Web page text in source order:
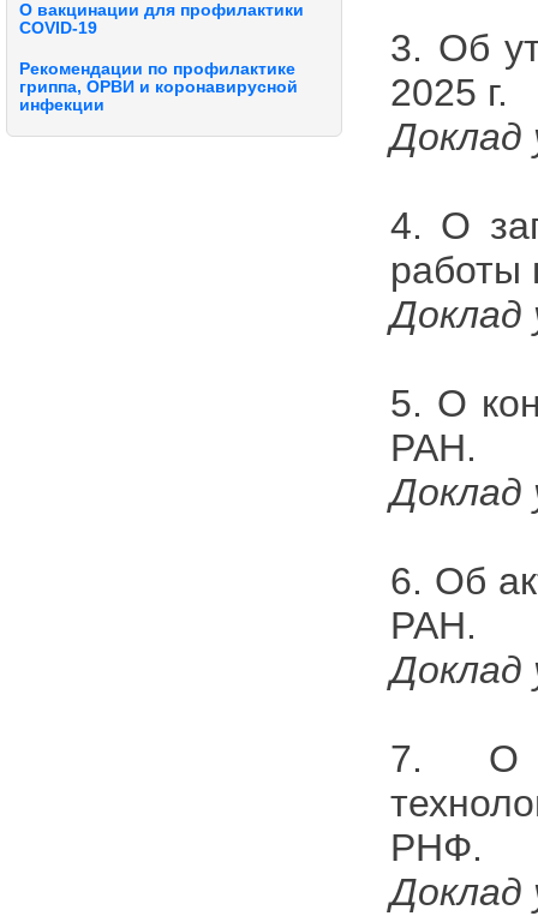
О вакцинации для профилактики
COVID-19
Рекомендации по профилактике
гриппа, ОРВИ и коронавирусной
инфекции
3. Об
2025 г.
Доклад
4. О
работы
Доклад
5. О
РАН.
Доклад
6. Об
РАН.
Доклад
7. О
РНФ.
Доклад